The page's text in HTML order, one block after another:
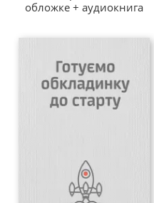
обложке + аудиокнига